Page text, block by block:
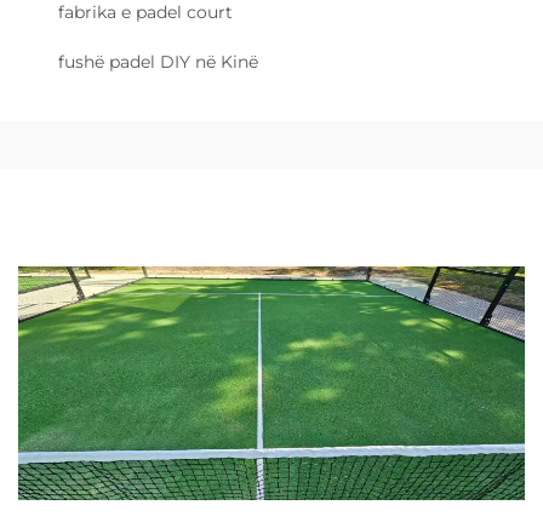
fabrika e padel court
fushë padel DIY në Kinë